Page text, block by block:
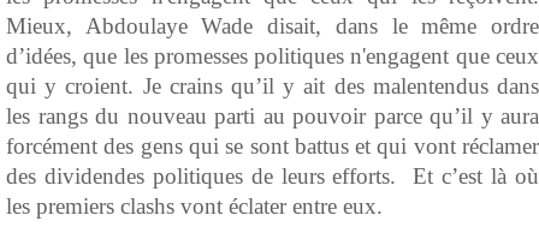
Mieux, Abdoulaye Wade disait, dans le même ordre
d’idées, que les promesses politiques n'engagent que ceux
qui y croient. Je crains qu’il y ait des malentendus dans
les rangs du nouveau parti au pouvoir parce qu’il y aura
forcément des gens qui se sont battus et qui vont réclamer
des dividendes politiques de leurs efforts. Et c’est là où
les premiers clashs vont éclater entre eux.